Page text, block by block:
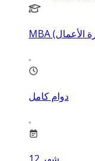
دوام كامل